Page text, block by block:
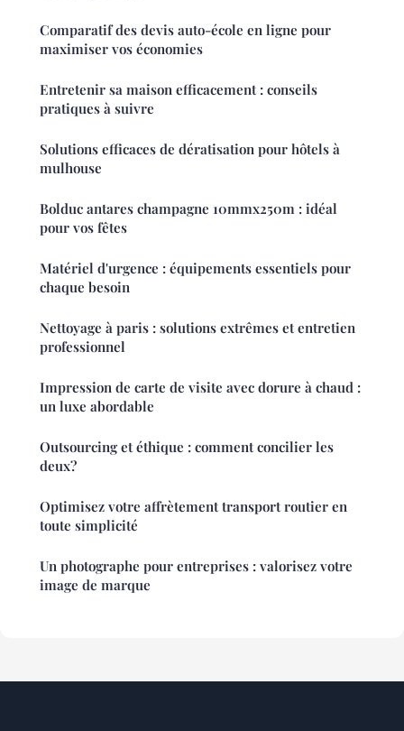
Comparatif des devis auto-école en ligne pour
maximiser vos économies
Entretenir sa maison efficacement : conseils
pratiques à suivre
Solutions efficaces de dératisation pour hôtels à
mulhouse
Bolduc antares champagne 10mmx250m : idéal
pour vos fêtes
Matériel d'urgence : équipements essentiels pour
chaque besoin
Nettoyage à paris : solutions extrêmes et entretien
professionnel
Impression de carte de visite avec dorure à chaud :
un luxe abordable
Outsourcing et éthique : comment concilier les
deux?
Optimisez votre affrètement transport routier en
toute simplicité
Un photographe pour entreprises : valorisez votre
image de marque